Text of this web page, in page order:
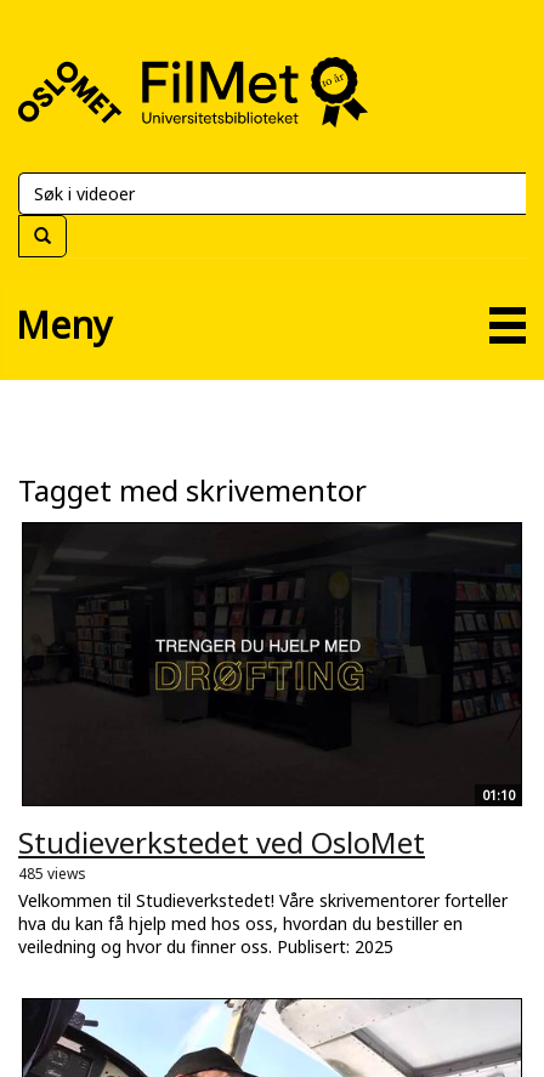
FilMet
Universitetsbiblioteket
Meny
Tagget med skrivementor
01:10
Studieverkstedet ved OsloMet
485 views
Velkommen til Studieverkstedet! Våre skrivementorer forteller
hva du kan få hjelp med hos oss, hvordan du bestiller en
veiledning og hvor du finner oss. Publisert: 2025